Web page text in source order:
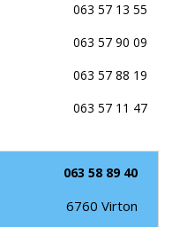
063 57 13 55
063 57 90 09
063 57 88 19
063 57 11 47
063 58 89 40
6760 Virton